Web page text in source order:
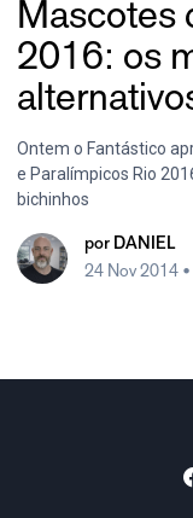
Mascotes
2016: os
Ontem o Fantástico
e Paralímpicos Rio
bichinhos
por DANIEL
24 Nov 2014